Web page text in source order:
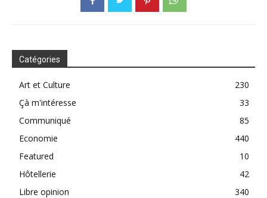
Catégories
Art et Culture
230
Çà m'intéresse
33
Communiqué
85
Economie
440
Featured
10
Hôtellerie
42
Libre opinion
340